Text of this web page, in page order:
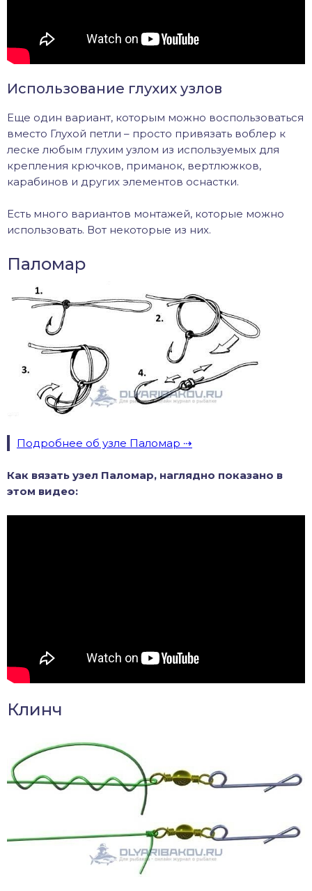
Использование глухих узлов
Еще один вариант, которым можно воспользоваться
вместо Глухой петли – просто привязать воблер к
леске любым глухим узлом из используемых для
крепления крючков, приманок, вертлюжков,
карабинов и других элементов оснастки.
Есть много вариантов монтажей, которые можно
использовать. Вот некоторые из них.
Паломар
Подробнее об узле Паломар
Как вязать узел Паломар, наглядно показано в
этом видео:
Клинч